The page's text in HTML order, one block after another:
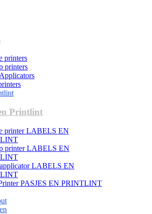
printers
printers
Printlint
printer LABELS EN
printer LABELS EN
LABELS EN
PASJES EN PRINTLINT